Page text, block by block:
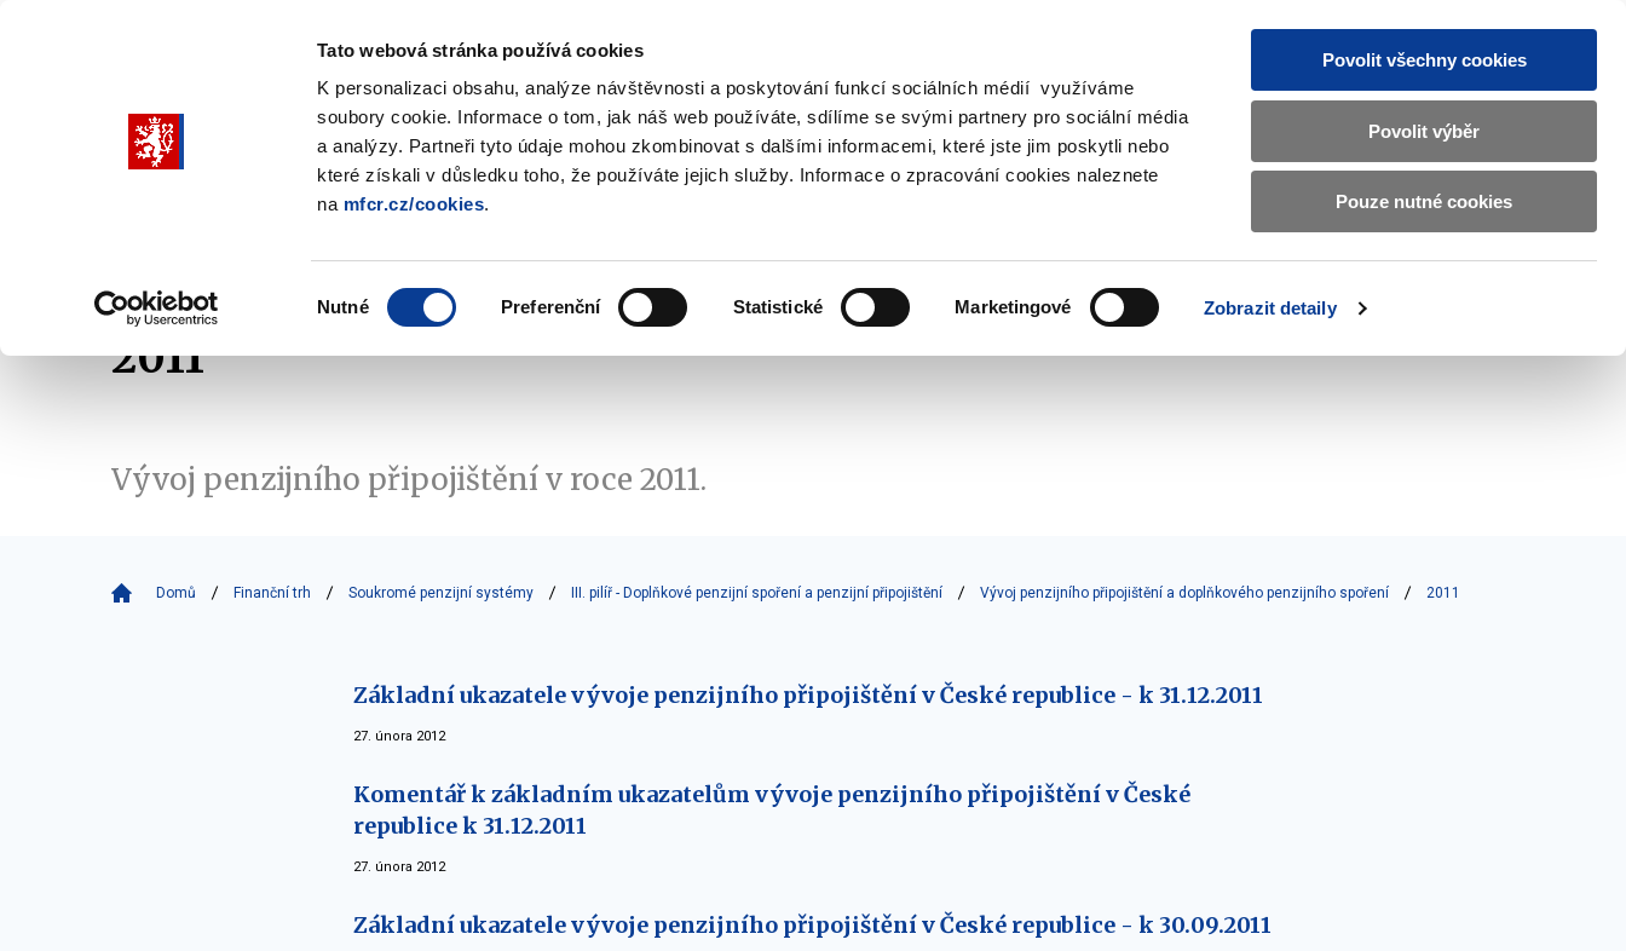
Tato webová stránka používá cookies
K personalizaci obsahu, analýze návštěvnosti a poskytování funkcí sociálních médií využíváme
soubory cookie. Informace o tom, jak náš web používáte, sdílíme se svými partnery pro sociální média
a analýzy. Partneři tyto údaje mohou zkombinovat s dalšími informacemi, které jste jim poskytli nebo
které získali v důsledku toho, že používáte jejich služby. Informace o zpracování cookies naleznete
na mfcr.cz/cookies.
Nutné Preferenční Statistické Marketingové Zobrazit detaily
Povolit všechny cookies
Povolit výběr
Pouze nutné cookies
Vyhledat
CZ EN
Základní
informace
o
Ministerstvu
financí
submenu
submenu
politika
submenu
submenu
účetnictví
submenu
EU
submenu
2011
Vývoj penzijního připojištění v roce 2011.
Domů Finanční trh Soukromé penzijní systémy III. pilíř - Doplňkové penzijní spoření a penzijní připojištění Vývoj penzijního připojištění a doplňkového penzijního spoření 2011
Základní ukazatele vývoje penzijního připojištění v České republice - k 31.12.2011
27. února 2012
Komentář k základním ukazatelům vývoje penzijního připojištění v České
republice k 31.12.2011
27. února 2012
Základní ukazatele vývoje penzijního připojištění v České republice - k 30.09.2011